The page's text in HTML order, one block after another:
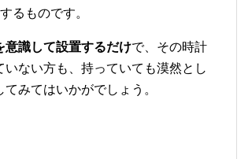
るものです。
意識して設置するだけで、その時計
ない方も、持っていても漠然とし
みてはいかがでしょう。